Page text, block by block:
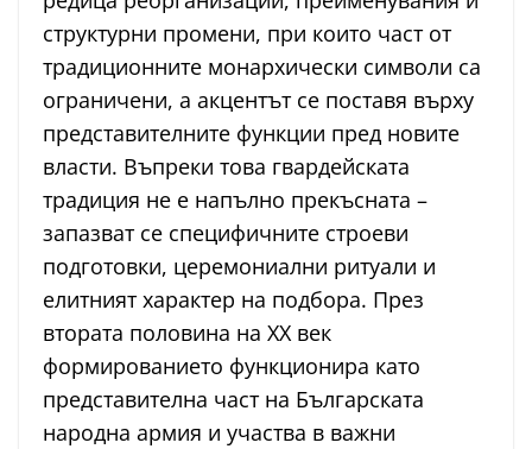
структурни промени, при които част от
традиционните монархически символи са
ограничени, а акцентът се поставя върху
представителните функции пред новите
власти. Въпреки това гвардейската
традиция не е напълно прекъсната –
запазват се специфичните строеви
подготовки, церемониални ритуали и
елитният характер на подбора. През
втората половина на XX век
формированието функционира като
представителна част на Българската
народна армия и участва в важни